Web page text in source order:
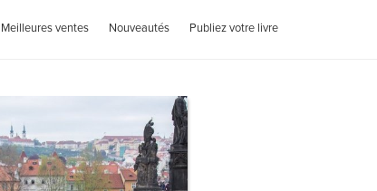
Meilleures ventes Nouveautés Publiez votre livre